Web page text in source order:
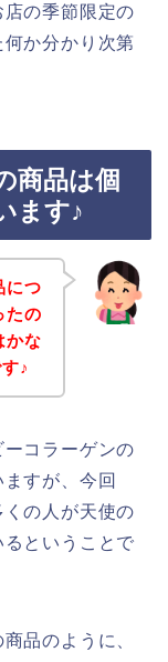
の季節限定の
か分かり次第
商品は個
ます♪
につ
たの
かな
♪
コラーゲンの
すが、今回
の人が天使の
ということで
品のように、